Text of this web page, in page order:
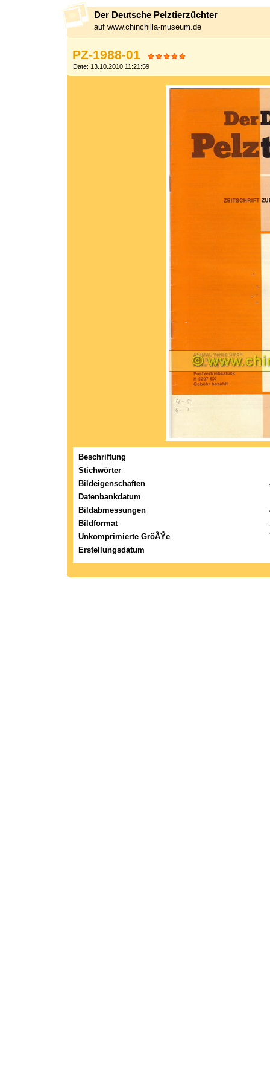
Der Deutsche Pelztierzüchter
auf www.chinchilla-museum.de
PZ-1988-01
Date: 13.10.2010 11:21:59
Beschriftung
Stichwörter
Bildeigenschaften
Datenbankdatum
Bildabmessungen
Bildformat
Unkomprimierte GröÃŸe
Erstellungsdatum